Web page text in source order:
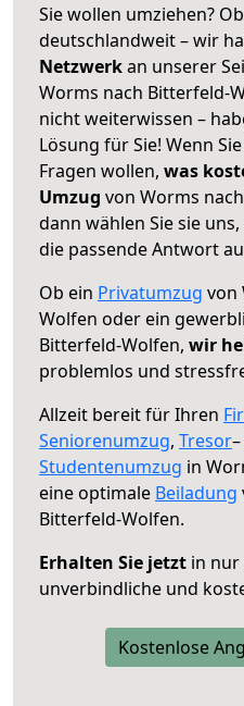
Sie wollen umziehen?
deutschlandweit – wir
Netzwerkan unserer
Worms nach Bitterfeld-
nicht weiterwissen –
Lösung für Sie! Wenn
Fragen wollen, was
Umzug von Worms
dann wählen Sie sie
die passende Antwort
Ob ein Privatumzug von
Wolfen oder ein
Bitterfeld-Wolfen, wir
problemlos und
Allzeit bereit für Ihren
Seniorenumzug, Tresor
Studentenumzug in
eine optimale Beiladung
Bitterfeld-Wolfen.
Erhalten Sie jetzt in
unverbindliche und
Kostenlose